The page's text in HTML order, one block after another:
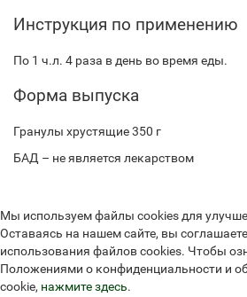
Инструкция по применению
По 1 ч.л. 4 раза в день во время еды.
Форма выпуска
Гранулы хрустящие 350 г
БАД – не является лекарством
Мы используем файлы cookies для
Оставаясь на нашем сайте, вы
использования файлов cookies. Чтобы
Положениями о конфиденциальности и
cookie, нажмите здесь.